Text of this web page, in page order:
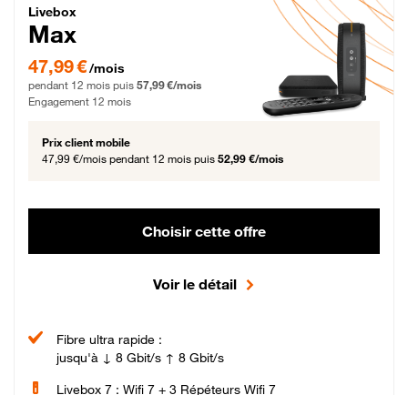
Livebox Max Fibre
Livebox
Max
47,99 € par mois pendant 12 mois puis 57,99 € par mois, Engagement 12 mois
47,99 €/mois
pendant 12 mois puis 57,99 €/mois
Engagement 12 mois
Prix client mobile
47,99 €/mois pendant 12 mois puis 52,99 €/mois
Choisir cette offre
Voir le détail
Fibre ultra rapide :
jusqu'à ↓ 8 Gbit/s ↑ 8 Gbit/s
Livebox 7 : Wifi 7 + 3 Répéteurs Wifi 7